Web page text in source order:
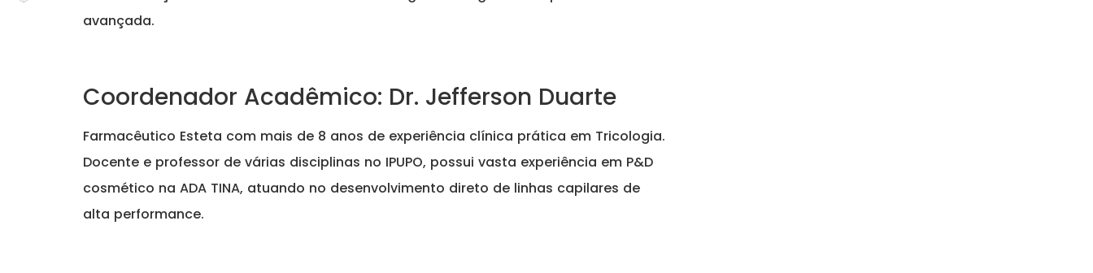
avançada.
Coordenador Acadêmico: Dr. Jefferson Duarte
Farmacêutico Esteta com mais de 8 anos de experiência clínica prática em Tricologia.
Docente e professor de várias disciplinas no IPUPO, possui vasta experiência em P&D
cosmético na ADA TINA, atuando no desenvolvimento direto de linhas capilares de
alta performance.